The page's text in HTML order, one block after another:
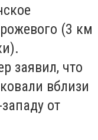
(3 км
заявил, что
вблизи
от